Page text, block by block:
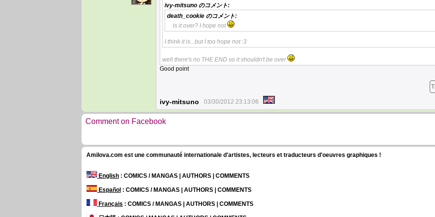
ivy-mitsuno のコメント:
death_cookie のコメント:
is it over? I hope not
I think it is...but I too hope not :3
well there's no THE END so it shouldn't be over
Good point
ivy-mitsuno 03/30/2012 23:13:06
Comment on Facebook
Amilova.com est une communauté internationale d'artistes, lecteurs et traducteurs d'oeuvres graphiques !
English : COMICS / MANGAS | AUTHORS | COMMENTS
Español : COMICS / MANGAS | AUTHORS | COMMENTS
Français : COMICS / MANGAS | AUTHORS | COMMENTS